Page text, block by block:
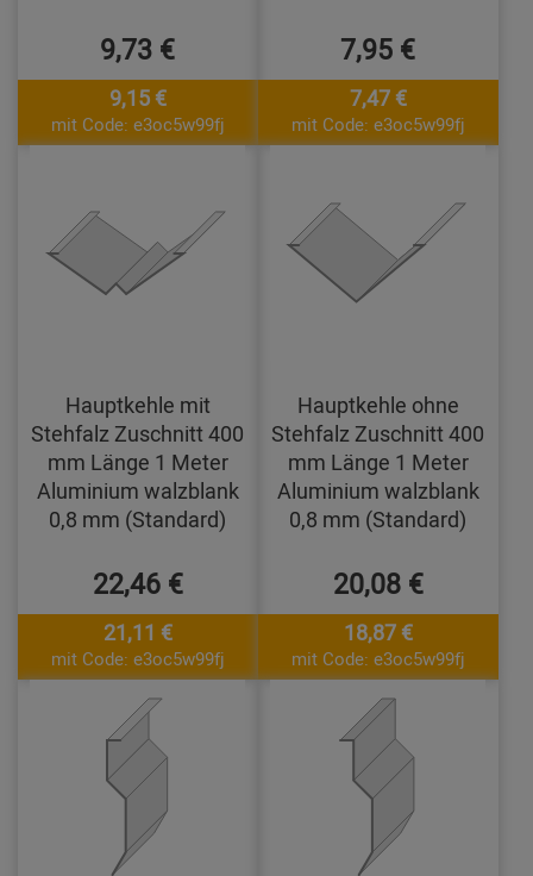
9,73 €
9,15 €
mit Code: e3oc5w99fj
7,95 €
7,47 €
mit Code: e3oc5w99fj
Hauptkehle mit
Stehfalz Zuschnitt 400
mm Länge 1 Meter
Aluminium walzblank
0,8 mm (Standard)
22,46 €
21,11 €
mit Code: e3oc5w99fj
Hauptkehle ohne
Stehfalz Zuschnitt 400
mm Länge 1 Meter
Aluminium walzblank
0,8 mm (Standard)
20,08 €
18,87 €
mit Code: e3oc5w99fj